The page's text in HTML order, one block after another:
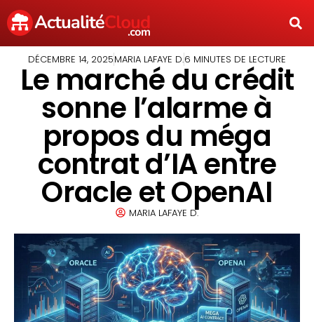
DÉCEMBRE 14, 2025MARIA LAFAYE D.6 MINUTES DE LECTURE
Le marché du crédit
sonne l’alarme à
propos du méga
contrat d’IA entre
Oracle et OpenAI
MARIA LAFAYE D.